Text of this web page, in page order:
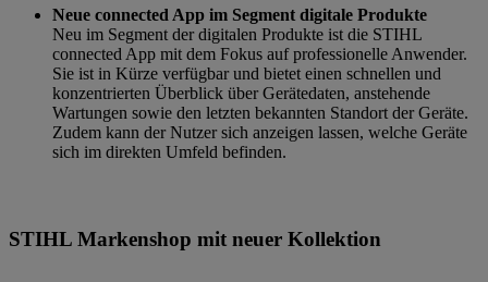
Neue connected App im Segment digitale Produkte
Neu im Segment der digitalen Produkte ist die STIHL
connected App mit dem Fokus auf professionelle Anwender.
Sie ist in Kürze verfügbar und bietet einen schnellen und
konzentrierten Überblick über Gerätedaten, anstehende
Wartungen sowie den letzten bekannten Standort der Geräte.
Zudem kann der Nutzer sich anzeigen lassen, welche Geräte
sich im direkten Umfeld befinden.
STIHL Markenshop mit neuer Kollektion